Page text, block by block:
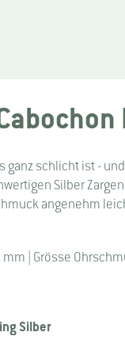
ganz schlicht ist -
Silber
angenehm
| Grösse
Silber